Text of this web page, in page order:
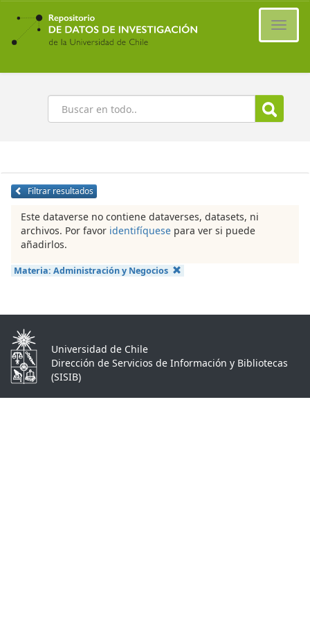
Ir
contenido
principal
Buscar
Filtrar resultados
Este dataverse no contiene dataverses, datasets, ni
archivos. Por favor identifíquese para ver si puede
añadirlos.
Materia: Administración y Negocios
Universidad de Chile
Dirección de Servicios de Información y Bibliotecas
(SISIB)